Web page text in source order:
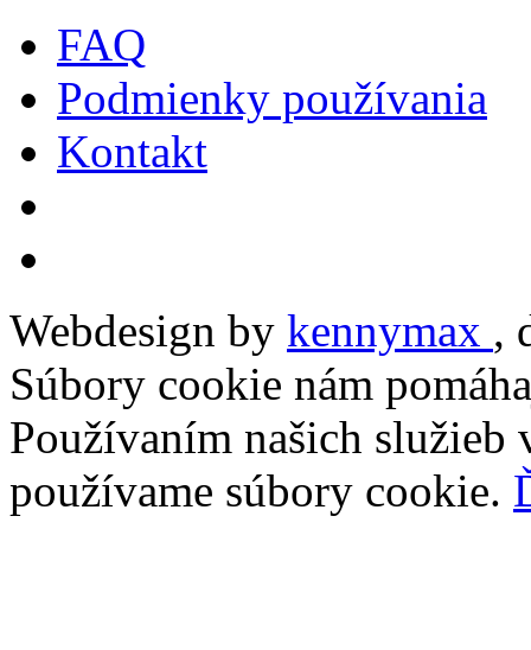
FAQ
Podmienky používania
Kontakt
Webdesign by kennymax ,
Súbory cookie nám
Používaním našich služieb
používame súbory cookie.